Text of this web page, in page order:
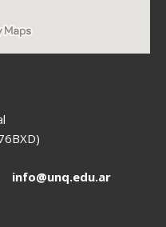
info@unq.edu.ar